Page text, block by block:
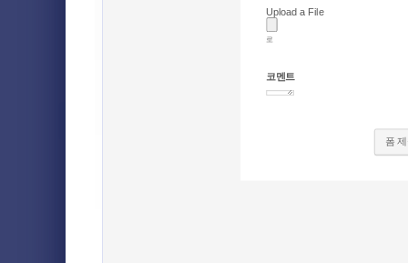
들에게서
이 무료 사
Go to
4
22